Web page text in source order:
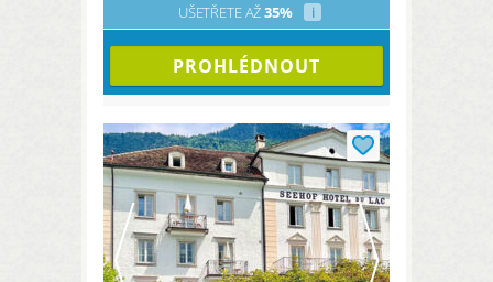
UŠETŘETE AŽ35% i
PROHLÉDNOUT